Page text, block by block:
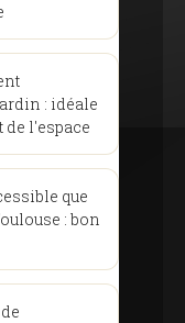
: idéale
l'espace
que
: bon